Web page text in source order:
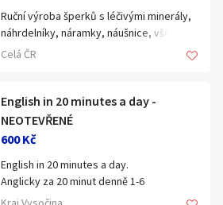
Ruční výroba šperků s léčivými minerály,
náhrdelníky, náramky, náušnice, vše za
krásně dostupné ceny, zavítejte do
Celá ČR
English in 20 minutes a day -
NEOTEVŘENÉ
600 Kč
English in 20 minutes a day.
Anglicky za 20 minut denně 1-6
S tímto programem se anglicky naučíte